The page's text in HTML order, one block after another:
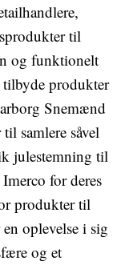
til
og funktionelt
produkter
Snemænd
samlere såvel
julestemning til
for deres
produkter til
oplevelse i sig
og et